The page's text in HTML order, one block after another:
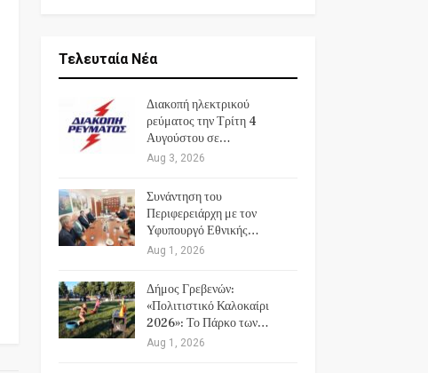
Τελευταία Νέα
Διακοπή ηλεκτρικού
ρεύματος την Τρίτη 4
Αυγούστου σε…
Aug 3, 2026
Συνάντηση του
Περιφερειάρχη με τον
Υφυπουργό Εθνικής…
Aug 1, 2026
Δήμος Γρεβενών:
«Πολιτιστικό Καλοκαίρι
2026»: Το Πάρκο των…
Aug 1, 2026